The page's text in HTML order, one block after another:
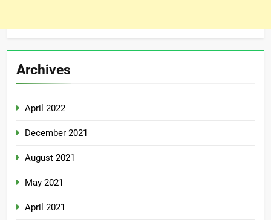
Archives
April 2022
December 2021
August 2021
May 2021
April 2021